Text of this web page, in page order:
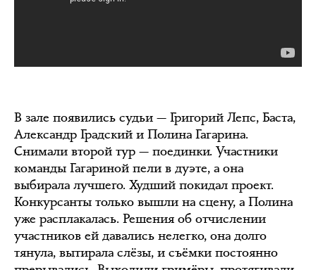
В зале появились судьи — Григорий Лепс, Баста,
Александр Градский и Полина Гагарина.
Снимали второй тур — поединки. Участники
команды Гагариной пели в дуэте, а она
выбирала лучшего. Худший покидал проект.
Конкурсанты только вышли на сцену, а Полина
уже расплакалась. Решения об отчислении
участников ей давались нелегко, она долго
тянула, вытирала слёзы, и съёмки постоянно